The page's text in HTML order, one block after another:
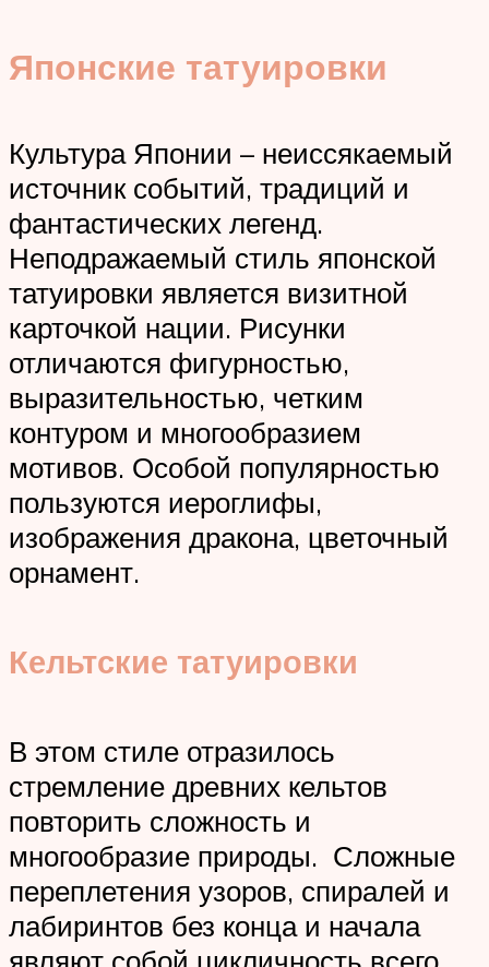
Японские татуировки
Культура Японии – неиссякаемый
источник событий, традиций и
фантастических легенд.
Неподражаемый стиль японской
татуировки является визитной
карточкой нации. Рисунки
отличаются фигурностью,
выразительностью, четким
контуром и многообразием
мотивов. Особой популярностью
пользуются иероглифы,
изображения дракона, цветочный
орнамент.
Кельтские татуировки
В этом стиле отразилось
стремление древних кельтов
повторить сложность и
многообразие природы. Сложные
переплетения узоров, спиралей и
лабиринтов без конца и начала